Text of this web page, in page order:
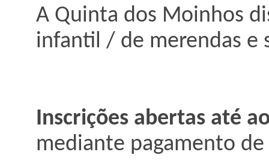
A Quinta dos Moinhos
infantil / de merendas e
Inscrições abertas até
mediante pagamento